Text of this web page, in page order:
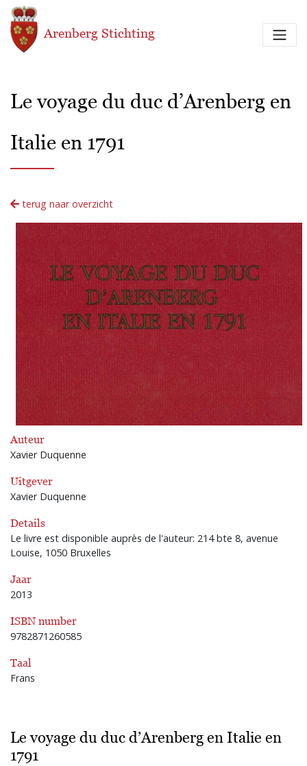
Overslaan en naar de inhoud gaan
Arenberg Stichting
Le voyage du duc d’Arenberg en
Italie en 1791
terug naar overzicht
Auteur
Xavier Duquenne
Uitgever
Xavier Duquenne
Details
Le livre est disponible auprès de l'auteur: 214 bte 8, avenue
Louise, 1050 Bruxelles
Jaar
2013
ISBN number
9782871260585
Taal
Frans
Le voyage du duc d’Arenberg en Italie en
1791